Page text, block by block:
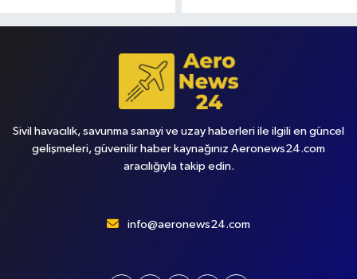
Sivil havacılık, savunma sanayi ve uzay haberleri ile ilgili en güncel
gelişmeleri, güvenilir haber kaynağınız Aeronews24.com
aracılığıyla takip edin.
info@aeronews24.com